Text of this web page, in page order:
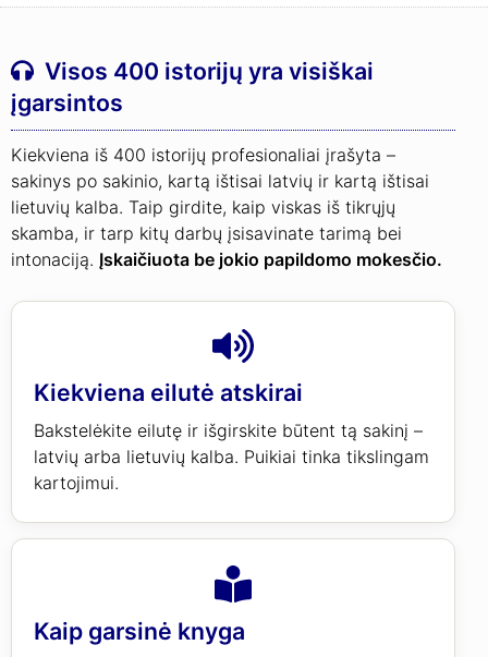
Visos 400 istorijų yra visiškai
įgarsintos
Kiekviena iš 400 istorijų profesionaliai įrašyta –
sakinys po sakinio, kartą ištisai latvių ir kartą ištisai
lietuvių kalba. Taip girdite, kaip viskas iš tikrųjų
skamba, ir tarp kitų darbų įsisavinate tarimą bei
intonaciją. Įskaičiuota be jokio papildomo mokesčio.
Kiekviena eilutė atskirai
Bakstelėkite eilutę ir išgirskite būtent tą sakinį –
latvių arba lietuvių kalba. Puikiai tinka tikslingam
kartojimui.
Kaip garsinė knyga